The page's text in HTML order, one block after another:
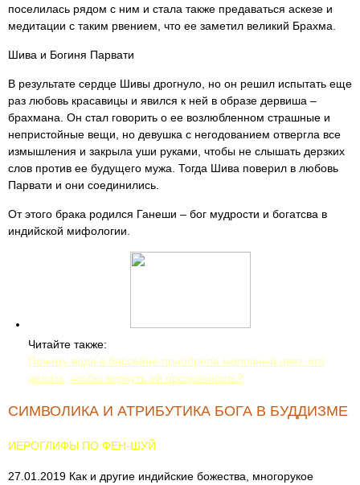
поселилась рядом с ним и стала также предаваться аскезе и
медитации с таким рвением, что ее заметил великий Брахма.
Шива и Богиня Парвати
В результате сердце Шивы дрогнуло, но он решил испытать еще
раз любовь красавицы и явился к ней в образе дервиша –
брахмана. Он стал говорить о ее возлюбленном страшные и
непристойные вещи, но девушка с негодованием отвергла все
измышления и закрыла уши руками, чтобы не слышать дерзких
слов против ее будущего мужа. Тогда Шива поверил в любовь
Парвати и они соединились.
От этого брака родился Ганеши – бог мудрости и богатсва в
индийской мифологии.
Читайте также:
Почему вода в бассейне приобрела молочный цвет, что
делать, чтобы вернуть ей прозрачность?
СИМВОЛИКА И АТРИБУТИКА БОГА В БУДДИЗМЕ
ИЕРОГЛИФЫ ПО ФЕН-ШУЙ
27.01.2019 Как и другие индийские божества, многорукое